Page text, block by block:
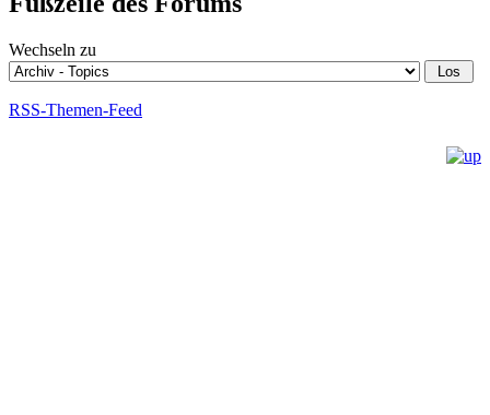
Wechseln zu
RSS-Themen-Feed